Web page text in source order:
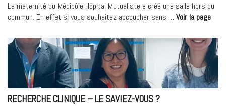
La maternité du Médipôle Hôpital Mutualiste a créé une salle hors du
commun. En effet si vous souhaitez accoucher sans … Voir la page«
sur
la
RECHERCHE CLINIQUE – LE SAVIEZ-VOUS ?